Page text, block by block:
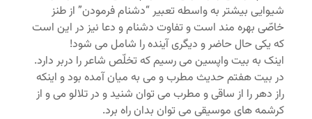
شیوایی بیشتر به واسطه تعبیر “دشنام فرمودن” از طنز
خاصّی بهره مند است و تفاوت دشنام و دعا نیز در این است
که یکی حال حاضر و دیگری آینده را شامل می شود!
اینک به بیت واپسین می رسیم که تخلّص شاعر را دربر دارد.
در بیت هفتم حدیث مطرب و می به میان آمده بود و اینکه
راز دهر را از ساقی و مطرب می توان شنید و در تلالو می و از
کرشمه های موسیقی می توان بدان راه برد.